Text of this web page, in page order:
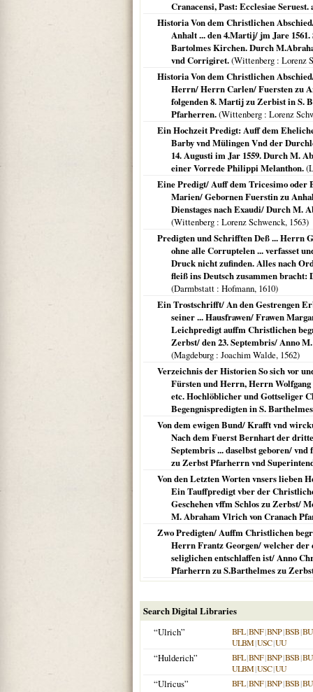
Cranacensi, Past: Ecclesiae
Historia Von dem Christlichen
Anhalt ... den 4.Martij/ jm Jare
Bartolmes Kirchen. Durch
vnd Corrigiret.(Wittenberg : Lorenz
Historia Von dem Christlichen
Herrn/ Herrn Carlen/ Fuersten zu
folgenden 8. Martij zu Zerbist in S.
Pfarherren.(Wittenberg : Lorenz
Ein Hochzeit Predigt: Auff dem
Barby vnd Mülingen Vnd der
14. Augusti im Jar 1559. Durch M.
einer Vorrede Philippi Melanthon.
Eine Predigt/ Auff dem Tricesimo oder
Marien/ Gebornen Fuerstin zu
Dienstages nach Exaudi/ Durch M.
(Wittenberg : Lorenz Schwenck, 1563)
Predigten und Schrifften Deß ... Herrn
ohne alle Corruptelen ... verfasset
Druck nicht zufinden. Alles nach
fleiß ins Deutsch zusammen
(Darmbstatt : Hofmann, 1610)
Ein Trostschrifft/ An den Gestrengen
seiner ... Hausfrawen/ Frawen
Leichpredigt auffm Christlichen
Zerbst/ den 23. Septembris/ Anno
(Magdeburg : Joachim Walde, 1562)
Verzeichnis der Historien So sich vor
Fürsten und Herrn, Herrn
etc. Hochlöblicher und Gottseliger
Begengnispredigten in S.
Von dem ewigen Bund/ Krafft vnd
Nach dem Fuerst Bernhart der
Septembris ... daselbst geboren/
zu Zerbst Pfarherrn vnd
Von den Letzten Worten vnsers lieben
Ein Tauffpredigt vber der
Geschehen vffm Schlos zu Zerbst/
M. Abraham Vlrich von Cranach
Zwo Predigten/ Auffm Christlichen
Herrn Frantz Georgen/ welcher der
seliglichen entschlaffen ist/ Anno
Pfarherrn zu S.Barthelmes zu
Search Digital Libraries
“Ulrich”
BFL|BNF|BNP|BSB|
ULBM|USC|UU
“Hulderich” BFL|BNF|BNP|BSB|
ULBM|USC|UU
“Ulricus” BFL|BNF|BNP|BSB|